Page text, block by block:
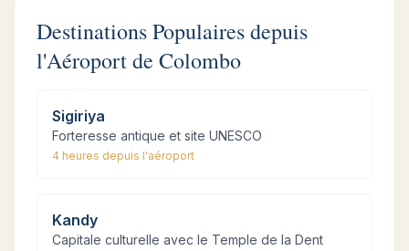
Destinations Populaires depuis
l'Aéroport de Colombo
Sigiriya
Forteresse antique et site UNESCO
4 heures depuis l'aéroport
Kandy
Capitale culturelle avec le Temple de la Dent